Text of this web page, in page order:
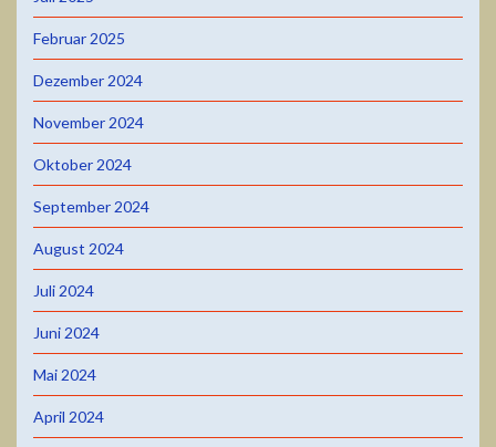
Februar 2025
Dezember 2024
November 2024
Oktober 2024
September 2024
August 2024
Juli 2024
Juni 2024
Mai 2024
April 2024